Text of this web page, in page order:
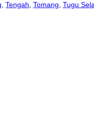
, Tengah, Tomang, Tugu